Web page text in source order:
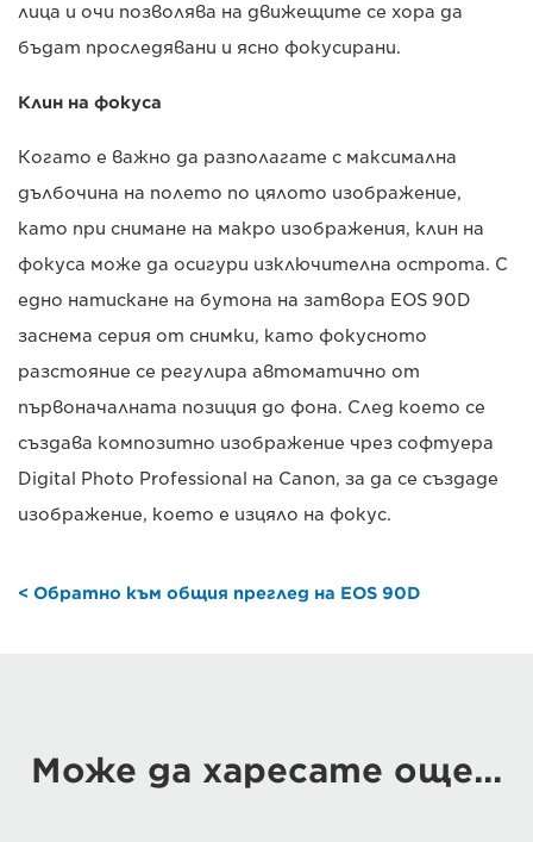
лица и очи позволява на движещите се хора да
бъдат проследявани и ясно фокусирани.
Клин на фокуса
Когато е важно да разполагате с максимална
дълбочина на полето по цялото изображение,
като при снимане на макро изображения, клин на
фокуса може да осигури изключителна острота. С
едно натискане на бутона на затвора EOS 90D
заснема серия от снимки, като фокусното
разстояние се регулира автоматично от
първоначалната позиция до фона. След което се
създава композитно изображение чрез софтуера
Digital Photo Professional на Canon, за да се създаде
изображение, което е изцяло на фокус.
< Обратно към общия преглед на EOS 90D
Може да харесате още...